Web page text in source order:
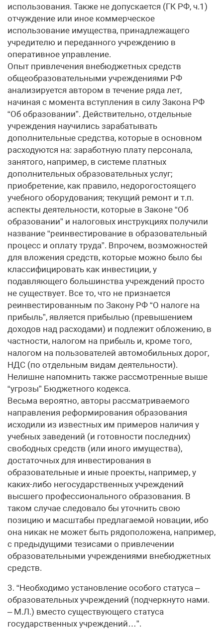
использования. Также не допускается (ГК РФ, ч.1)
отчуждение или иное коммерческое
использование имущества, принадлежащего
учредителю и переданного учреждению в
оперативное управление.
Опыт привлечения внебюджетных средств
общеобразовательными учреждениями РФ
анализируется автором в течение ряда лет,
начиная с момента вступления в силу Закона РФ
“Об образовании”. Действительно, отдельные
учреждения научились зарабатывать
дополнительные средства, которые в основном
расходуются на: заработную плату персонала,
занятого, например, в системе платных
дополнительных образовательных услуг;
приобретение, как правило, недорогостоящего
учебного оборудования; текущий ремонт и т.п.
аспекты деятельности, которые в Законе “Об
образовании” и налоговых инструкциях получили
название “реинвестирование в образовательный
процесс и оплату труда”. Впрочем, возможностей
для вложения средств, которые можно было бы
классифицировать как инвестиции, у
подавляющего большинства учреждений просто
не существует. Все то, что не признается
реинвестированным по Закону РФ “О налоге на
прибыль”, является прибылью (превышением
доходов над расходами) и подлежит обложению, в
частности, налогом на прибыль и, кроме того,
налогом на пользователей автомобильных дорог,
НДС (по отдельным видам деятельности).
Нелишне напомнить также рассмотренные выше
“угрозы” Бюджетного кодекса.
Весьма вероятно, авторы рассматриваемого
направления реформирования образования
исходили из известных им примеров наличия у
учебных заведений (и готовности последних)
свободных средств (или иного имущества),
достаточных для инвестирования в
образовательные и иные проекты, например, у
каких-либо негосударственных учреждений
высшего профессионального образования. В
таком случае следовало бы уточнить свою
позицию и масштабы предлагаемой новации, ибо
она никак не может быть рядоположена, например,
с предыдущими тезисами о привлечении
образовательными учреждениями внебюджетных
средств.
3. “Необходимо установление особого статуса –
образовательных учреждений (подчеркнуто нами.
– М.Л.) вместо существующего статуса
государственных учреждений…”.